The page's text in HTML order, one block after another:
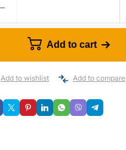
Add to cart
Add to wishlist Add to compare